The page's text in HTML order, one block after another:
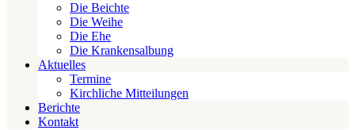
Die Beichte
Die Weihe
Die Ehe
Die Krankensalbung
Aktuelles
Termine
Kirchliche Mitteilungen
Berichte
Kontakt